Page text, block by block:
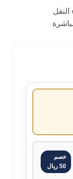
النقل
خصم
50 ريال